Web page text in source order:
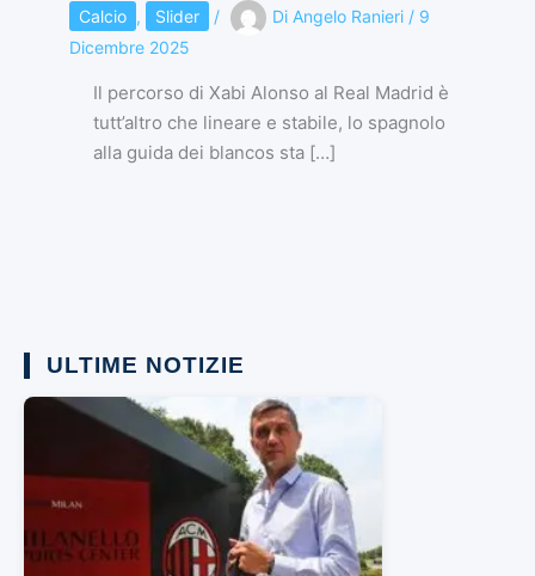
Calcio , Slider / Di Angelo Ranieri / 9
Dicembre 2025
Il percorso di Xabi Alonso al Real Madrid è
tutt’altro che lineare e stabile, lo spagnolo
alla guida dei blancos sta […]
ULTIME NOTIZIE